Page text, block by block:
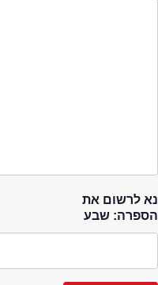
נא לרשום את
הספרה: שבע